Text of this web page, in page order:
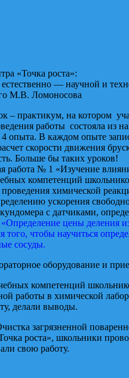
«Точка роста»:
— научной и
М.В. Ломоносова
– практикум, на котором
работы состояла из
опыта. В каждом опыте
скорости движения
Больше бы таких уроков!
работа № 1 «Изучение
компетенций
химической
ускорения
с датчиками,
цены деления
чтобы научиться
сосуды.
оборудование и
компетенций
работы в химической
делали выводы.
№ 2
роста», школьники
свою работу.